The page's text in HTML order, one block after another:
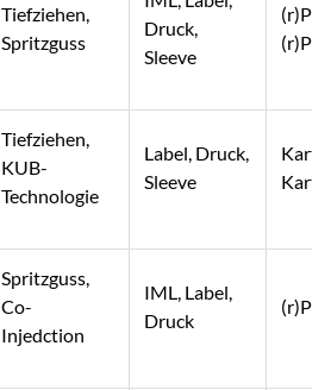
Tiefziehen,
Spritzguss
Druck,
Sleeve
(r)PS,
Tiefziehen,
KUB-
Technologie
Label, Druck,
Sleeve
Spritzguss,
Co-
Injedction
IML, Label,
Druck
(r)PP